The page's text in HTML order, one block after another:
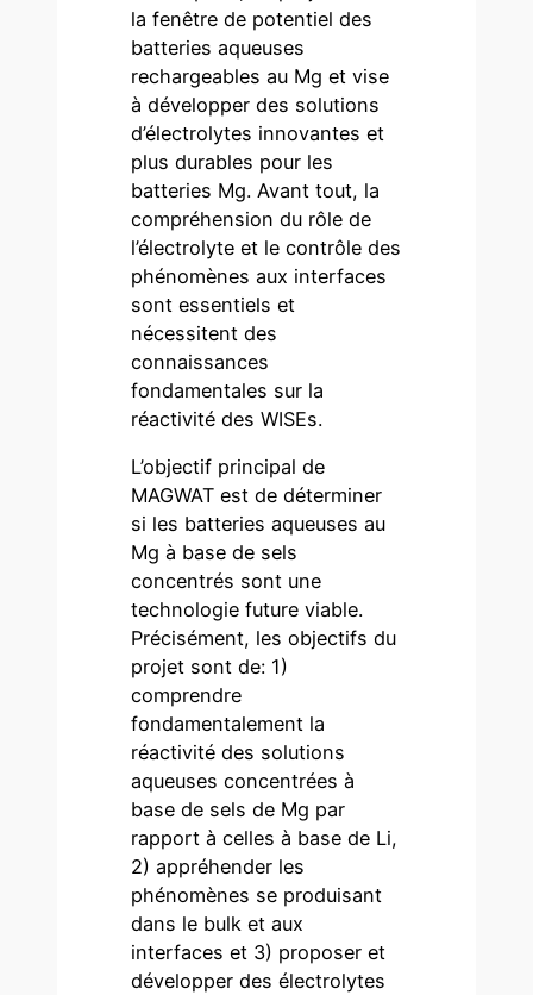
la fenêtre de potentiel des
batteries aqueuses
rechargeables au Mg et vise
à développer des solutions
d’électrolytes innovantes et
plus durables pour les
batteries Mg. Avant tout, la
compréhension du rôle de
l’électrolyte et le contrôle des
phénomènes aux interfaces
sont essentiels et
nécessitent des
connaissances
fondamentales sur la
réactivité des WISEs.
L’objectif principal de
MAGWAT est de déterminer
si les batteries aqueuses au
Mg à base de sels
concentrés sont une
technologie future viable.
Précisément, les objectifs du
projet sont de: 1)
comprendre
fondamentalement la
réactivité des solutions
aqueuses concentrées à
base de sels de Mg par
rapport à celles à base de Li,
2) appréhender les
phénomènes se produisant
dans le bulk et aux
interfaces et 3) proposer et
développer des électrolytes